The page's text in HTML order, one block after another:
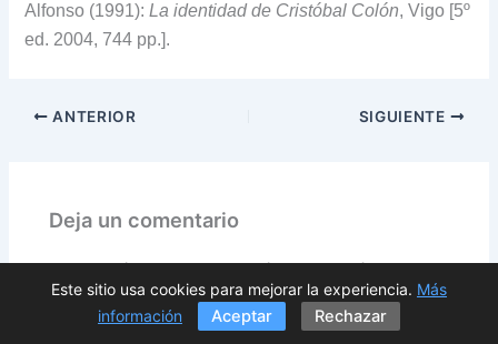
Alfonso (1991):La identidad de Cristóbal Colón, Vigo [5º
ed. 2004, 744 pp.].
ANTERIOR SIGUIENTE
Deja un comentario
Tu dirección de correo electrónico no será publicada.
Los campos obligatorios están marcados con*
Este sitio usa cookies para mejorar la experiencia. Más
información
Aceptar Rechazar